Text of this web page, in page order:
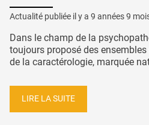
Actualité publiée il y a 9 années 9
Dans le champ de la
toujours proposé des
de la caractérologie, marquée
LIRE LA SUITE